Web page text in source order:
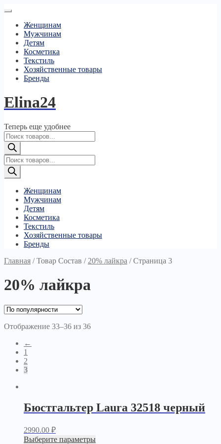
Женщинам
Мужчинам
Детям
Косметика
Текстиль
Хозяйственные товары
Бренды
Elina24
Теперь еще удобнее
Поиск
товаров
Поиск
товаров
Женщинам
Мужчинам
Детям
Косметика
Текстиль
Хозяйственные товары
Бренды
Главная /Товар Состав / 20% лайкра /Страница 3
20% лайкра
Отображение 33–36 из 36
←
1
2
3
Бюстгальтер Laura 32518 черный
2990.00 ₽
Выберите параметры